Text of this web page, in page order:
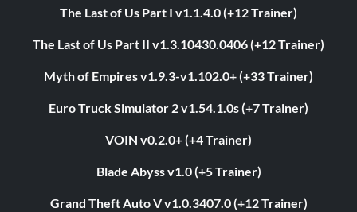
The Last of Us Part I v1.1.4.0 (+12 Trainer)
The Last of Us Part II v1.3.10430.0406 (+12 Trainer)
Myth of Empires v1.9.3-v1.102.0+ (+33 Trainer)
Euro Truck Simulator 2 v1.54.1.0s (+7 Trainer)
VOIN v0.2.0+ (+4 Trainer)
Blade Abyss v1.0 (+5 Trainer)
Grand Theft Auto V v1.0.3407.0 (+12 Trainer)